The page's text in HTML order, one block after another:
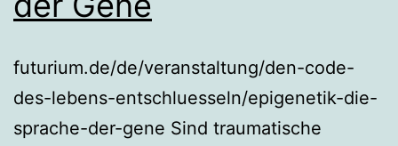
futurium.de/de/veranstaltung/den-code-
des-lebens-entschluesseln/epigenetik-die-
sprache-der-gene Sind traumatische